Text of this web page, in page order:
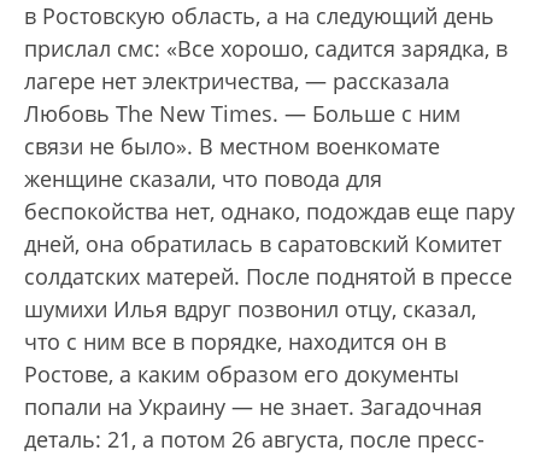
в Ростовскую область, а на следующий день
прислал смс: «Все хорошо, садится зарядка, в
лагере нет электричества, — рассказала
Любовь The New Times. — Больше с ним
связи не было». В местном военкомате
женщине сказали, что повода для
беспокойства нет, однако, подождав еще пару
дней, она обратилась в саратовский Комитет
солдатских матерей. После поднятой в прессе
шумихи Илья вдруг позвонил отцу, сказал,
что с ним все в порядке, находится он в
Ростове, а каким образом его документы
попали на Украину — не знает. Загадочная
деталь: 21, а потом 26 августа, после пресс-